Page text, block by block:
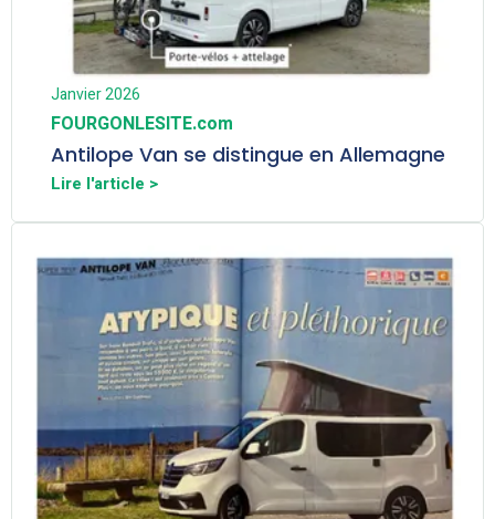
Janvier 2026
FOURGONLESITE.com
Antilope Van se distingue en Allemagne
Lire l'article >